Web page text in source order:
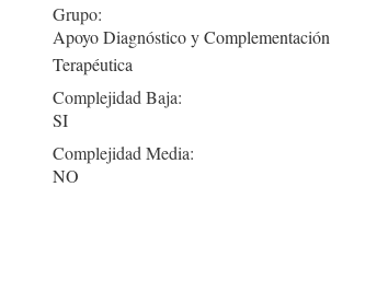
Grupo:
Apoyo Diagnóstico y Complementación
Terapéutica
Complejidad Baja:
SI
Complejidad Media:
NO